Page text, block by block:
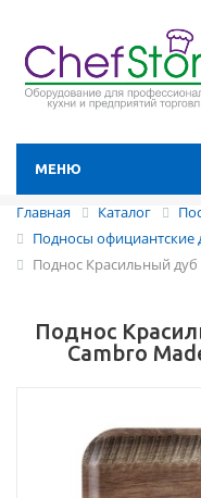
МЕНЮ
Главная Каталог
Подносы официантские
Поднос Красильный дуб
Поднос
Cambro